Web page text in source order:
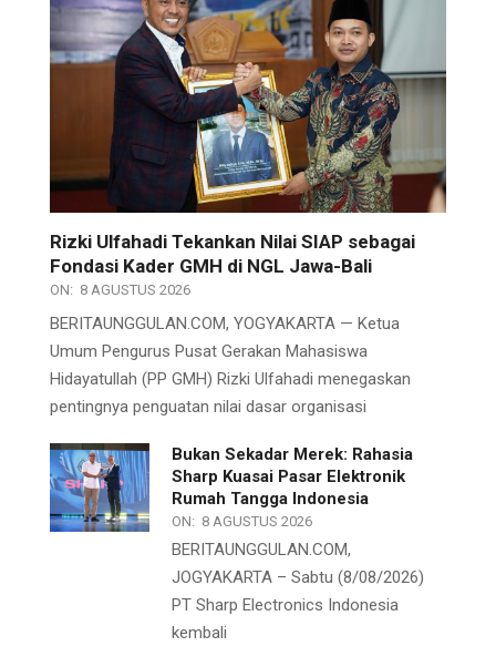
Rizki Ulfahadi Tekankan Nilai SIAP sebagai
Fondasi Kader GMH di NGL Jawa-Bali
ON: 8 AGUSTUS 2026
BERITAUNGGULAN.COM, YOGYAKARTA — Ketua
Umum Pengurus Pusat Gerakan Mahasiswa
Hidayatullah (PP GMH) Rizki Ulfahadi menegaskan
pentingnya penguatan nilai dasar organisasi
Bukan Sekadar Merek: Rahasia
Sharp Kuasai Pasar Elektronik
Rumah Tangga Indonesia
ON: 8 AGUSTUS 2026
BERITAUNGGULAN.COM,
JOGYAKARTA – Sabtu (8/08/2026)
PT Sharp Electronics Indonesia
kembali